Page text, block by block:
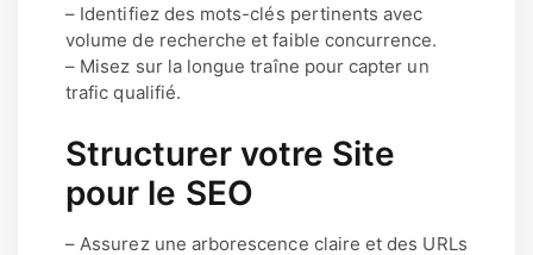
– Identifiez des mots-clés pertinents avec
volume de recherche et faible concurrence.
– Misez sur la longue traîne pour capter un
trafic qualifié.
Structurer votre Site
pour le SEO
– Assurez une arborescence claire et des URLs